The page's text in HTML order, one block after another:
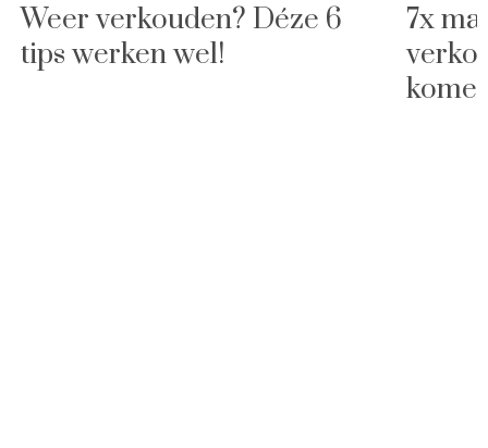
Weer verkouden? Déze 6
tips werken wel!
7x